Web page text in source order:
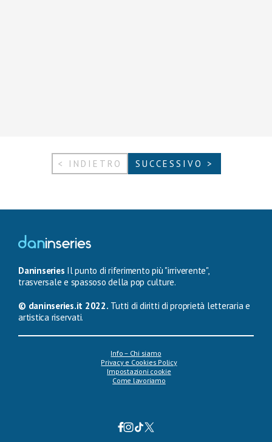
< INDIETRO SUCCESSIVO >
Daninseries Il punto di riferimento più "irriverente",
trasversale e spassoso della pop culture.
© daninseries.it 2022. Tutti di diritti di proprietà letteraria e
artistica riservati.
Info – Chi siamo
Privacy e Cookies Policy
Impostazioni cookie
Come lavoriamo